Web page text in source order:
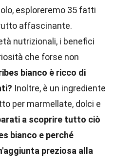
esploreremo 35 fatti
affascinante.
nutrizionali, i benefici
che forse non
bianco è ricco di
Inoltre, è un ingrediente
per marmellate, dolci e
a scoprire tutto ciò
bianco e perché
preziosa alla